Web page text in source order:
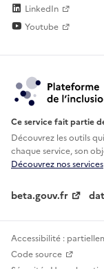
LinkedIn
Youtube
Ce service fait partie
Découvrez les outils
chaque service, son
Découvrez nos services
beta.gouv.fr
Accessibilité :
Code source